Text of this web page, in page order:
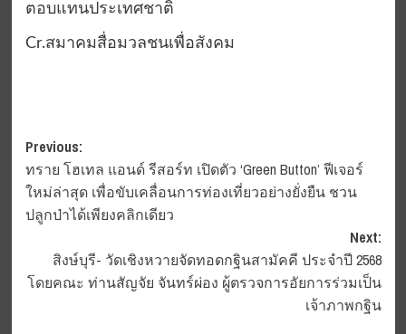
ตอบแทนประเทศชาติ
Cr.สมาคมสื่อมวลชนเพื่อสังคม
Post
navigation
Previous:
ทราย โฮเทล แอนด์ รีสอร์ท เปิดตัว ‘Green Button’ ฟีเจอร์
ใหม่ล่าสุด เพื่อขับเคลื่อนการท่องเที่ยวอย่างยั่งยืน ชวน
ปลูกป่าได้เพียงคลิกเดียว
Next:
สิงษ์บุรี- วัดเชิงหวายจัดทอดกฐินสามัคคี ประจำปี 2568
โดยคณะ ท่านสัญจัย จันทร์ผ่อง ผู้ตรวจการอัยการร่วมเป็น
เจ้าภาพกฐิน